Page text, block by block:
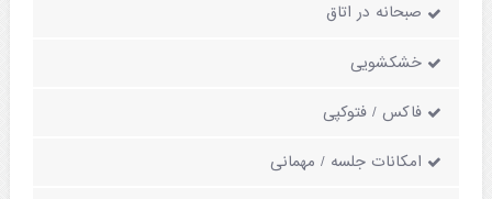
صبحانه در اتاق
خشکشویی
فاکس / فتوکپی
امکانات جلسه / مهمانی